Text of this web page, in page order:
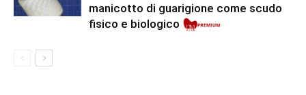
manicotto di guarigione come scudo
fisico e biologico